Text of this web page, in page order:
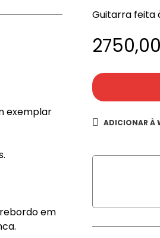
Guitarra feita
2750,00
ADICIONAR À
exemplar
em